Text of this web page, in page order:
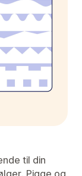
til din
Pigge og